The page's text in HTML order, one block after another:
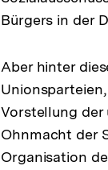
Bürgers in der
Aber hinter
Vorstellung
Ohnmacht der
Organisation